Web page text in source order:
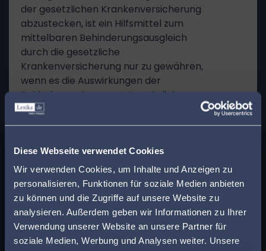
Diese Webseite verwendet Cookies
Wir verwenden Cookies, um Inhalte und Anzeigen zu
personalisieren, Funktionen für soziale Medien anbieten
zu können und die Zugriffe auf unsere Website zu
analysieren. Außerdem geben wir Informationen zu Ihrer
Verwendung unserer Website an unsere Partner für
soziale Medien, Werbung und Analysen weiter. Unsere
der gesetzlichen Krankenversicherung
abzustecken, ist ein Hilfsmittel zum
mittelbaren Behinderungsausgleich
durch die gesetzliche
Krankenversicherung nur zu gewähren,
wenn es die Auswirkungen der
Behinderung im gesamten täglichen
Leben beseitigt oder mindert und damit
ein allgemeines Grundbedürfnis des
zählen das Gehen, Stehen, Sitzen, Liegen,
Schreiben, das Sehen und Hören sowie
die Nahrungsaufnahme, das
Ausscheiden, die elementare
Körperpflege, das selbstständige
Wohnen und das Erschließen eines
gewissen körperlichen und geistigen
Finden Sie den
passenden Anwalt in
Ihrer Nähe!
Geben Sie Ihre Postleitzahl ein, um beim Lesen
eines Beitrags sofort einen kompetenten